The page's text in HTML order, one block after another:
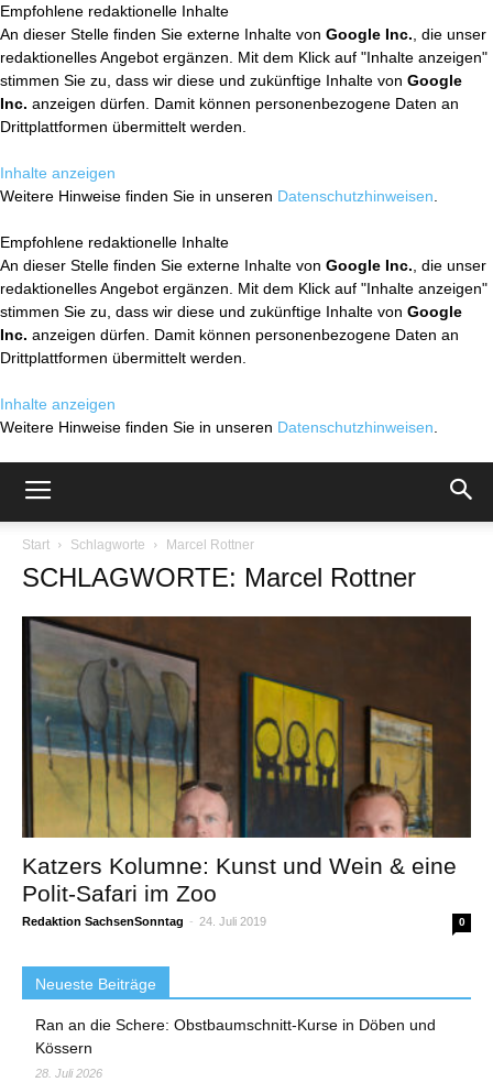
Empfohlene redaktionelle Inhalte
An dieser Stelle finden Sie externe Inhalte von Google Inc. , die unser
redaktionelles Angebot ergänzen. Mit dem Klick auf "Inhalte anzeigen"
stimmen Sie zu, dass wir diese und zukünftige Inhalte von Google
Inc. anzeigen dürfen. Damit können personenbezogene Daten an
Drittplattformen übermittelt werden.
Inhalte anzeigen
Weitere Hinweise finden Sie in unseren Datenschutzhinweisen
Empfohlene redaktionelle Inhalte
An dieser Stelle finden Sie externe Inhalte von Google Inc. , die unser
redaktionelles Angebot ergänzen. Mit dem Klick auf "Inhalte anzeigen"
stimmen Sie zu, dass wir diese und zukünftige Inhalte von Google
Inc. anzeigen dürfen. Damit können personenbezogene Daten an
Drittplattformen übermittelt werden.
Inhalte anzeigen
Weitere Hinweise finden Sie in unseren Datenschutzhinweisen
Start Schlagworte Marcel Rottner
SCHLAGWORTE: Marcel Rottner
Katzers Kolumne: Kunst und Wein & eine
Polit-Safari im Zoo
Redaktion SachsenSonntag - 24. Juli 2019 0
Neueste Beiträge
Ran an die Schere: Obstbaumschnitt-Kurse in Döben und
Kössern
28. Juli 2026